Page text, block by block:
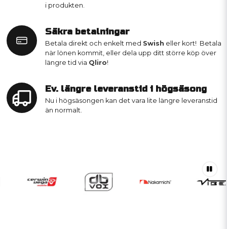
i produkten.
Säkra betalningar
Betala direkt och enkelt med Swish eller kort! Betala
när lönen kommit, eller dela upp ditt större köp över
längre tid via Qliro!
Ev. längre leveranstid i högsäsong
Nu i högsäsongen kan det vara lite längre leveranstid
än normalt.